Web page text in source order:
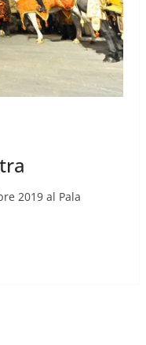
2019 al Pala